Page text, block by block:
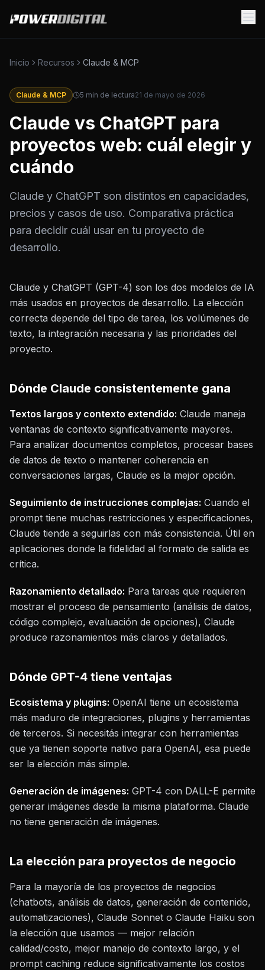
Inicio Recursos Claude & MCP
Claude & MCP 5 min de lectura21 de mayo de 2026
Claude vs ChatGPT para
proyectos web: cuál elegir y
cuándo
Claude y ChatGPT son distintos en capacidades,
precios y casos de uso. Comparativa práctica
para decidir cuál usar en tu proyecto de
desarrollo.
Claude y ChatGPT (GPT-4) son los dos modelos de IA
más usados en proyectos de desarrollo. La elección
correcta depende del tipo de tarea, los volúmenes de
texto, la integración necesaria y las prioridades del
proyecto.
Dónde Claude consistentemente gana
Textos largos y contexto extendido: Claude maneja
ventanas de contexto significativamente mayores.
Para analizar documentos completos, procesar bases
de datos de texto o mantener coherencia en
conversaciones largas, Claude es la mejor opción.
Seguimiento de instrucciones complejas: Cuando el
prompt tiene muchas restricciones y especificaciones,
Claude tiende a seguirlas con más consistencia. Útil en
aplicaciones donde la fidelidad al formato de salida es
crítica.
Razonamiento detallado: Para tareas que requieren
mostrar el proceso de pensamiento (análisis de datos,
código complejo, evaluación de opciones), Claude
produce razonamientos más claros y detallados.
Dónde GPT-4 tiene ventajas
Ecosistema y plugins: OpenAI tiene un ecosistema
más maduro de integraciones, plugins y herramientas
de terceros. Si necesitás integrar con herramientas
que ya tienen soporte nativo para OpenAI, esa puede
ser la elección más simple.
Generación de imágenes: GPT-4 con DALL-E permite
generar imágenes desde la misma plataforma. Claude
no tiene generación de imágenes.
La elección para proyectos de negocio
Para la mayoría de los proyectos de negocios
(chatbots, análisis de datos, generación de contenido,
automatizaciones), Claude Sonnet o Claude Haiku son
la elección que usamos — mejor relación
calidad/costo, mejor manejo de contexto largo, y el
prompt caching reduce significativamente los costos